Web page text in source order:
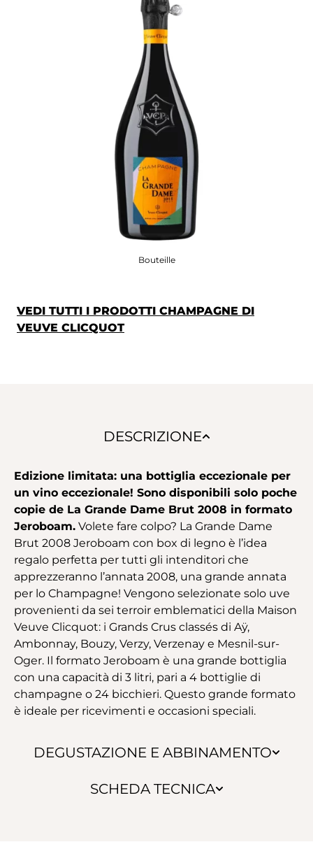
Bouteille
VEDI TUTTI I PRODOTTI CHAMPAGNE DI
VEUVE CLICQUOT
DESCRIZIONE
DEGUSTAZIONE E ABBINAMENTO
SCHEDA TECNICA
Edizione limitata: una bottiglia eccezionale per
un vino eccezionale! Sono disponibili solo poche
copie de La Grande Dame Brut 2008 in formato
Jeroboam. Volete fare colpo? La Grande Dame
Brut 2008 Jeroboam con box di legno è l’idea
regalo perfetta per tutti gli intenditori che
apprezzeranno l’annata 2008, una grande annata
per lo Champagne! Vengono selezionate solo uve
provenienti da sei terroir emblematici della Maison
Veuve Clicquot: i Grands Crus classés di Aÿ,
Ambonnay, Bouzy, Verzy, Verzenay e Mesnil-sur-
Oger. Il formato Jeroboam è una grande bottiglia
con una capacità di 3 litri, pari a 4 bottiglie di
champagne o 24 bicchieri. Questo grande formato
è ideale per ricevimenti e occasioni speciali.